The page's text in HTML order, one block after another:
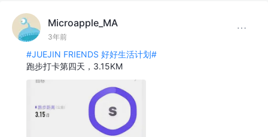
Microapple_MA
3年前
#JUEJIN FRIENDS 好好生活计划#
跑步打卡第四天，3.15KM